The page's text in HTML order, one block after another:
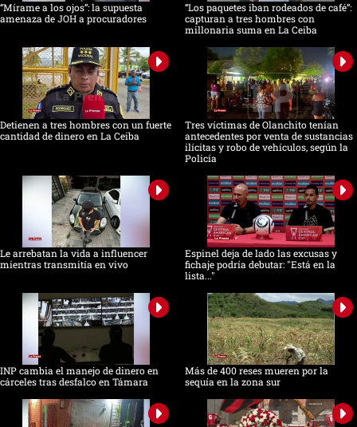
“Mírame a los ojos”: la supuesta
amenaza de JOH a procuradores
“Los paquetes iban rodeados de café”:
capturan a tres hombres con
millonaria suma en La Ceiba
Detienen a tres hombres con un fuerte
cantidad de dinero en La Ceiba
Tres víctimas de Olanchito tenían
antecedentes por venta de sustancias
ilícitas y robo de vehículos, según la
Policía
Le arrebatan la vida a influencer
mientras transmitía en vivo
Espinel deja de lado las excusas y
fichaje podría debutar: "Está en la
lista..."
INP cambia el manejo de dinero en
cárceles tras desfalco en Támara
Más de 400 reses mueren por la
sequía en la zona sur